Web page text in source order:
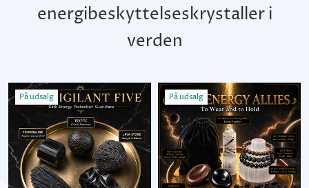
energibeskyttelseskrystaller i
verden
På udsalg På udsalg